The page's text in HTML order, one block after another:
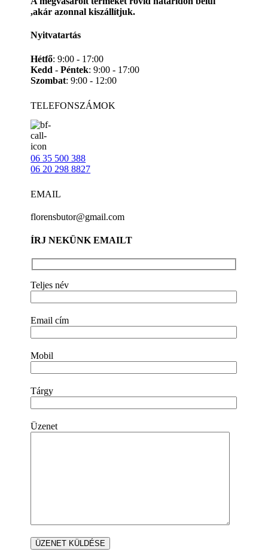
,akár azonnal kiszállítjuk.
Nyitvatartás
Hétfő: 9:00 - 17:00
Kedd-Péntek: 9:00 - 17:00
Szombat: 9:00 - 12:00
TELEFONSZÁMOK
06 35 500 388
06 20 298 8827
EMAIL
florensbutor@gmail.com
ÍRJ NEKÜNK EMAILT
Teljes név
Email cím
Mobil
Tárgy
Üzenet